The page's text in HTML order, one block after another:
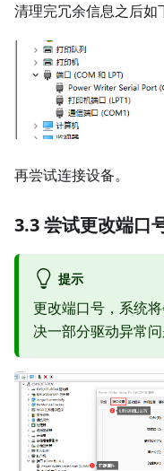
清理完冗余信息之后如
再尝试连接设备。
3.3 尝试更改端口
提示
更改端口号，系统
决一部分驱动异常问